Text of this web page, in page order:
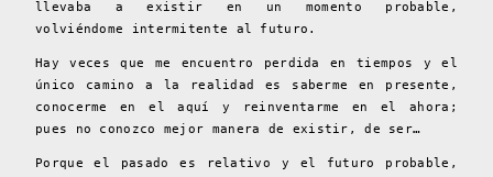
llevaba a existir en un momento probable,
volviéndome intermitente al futuro.
Hay veces que me encuentro perdida en tiempos y el
único camino a la realidad es saberme en presente,
conocerme en el aquí y reinventarme en el ahora;
pues no conozco mejor manera de existir, de ser…
Porque el pasado es relativo y el futuro probable,